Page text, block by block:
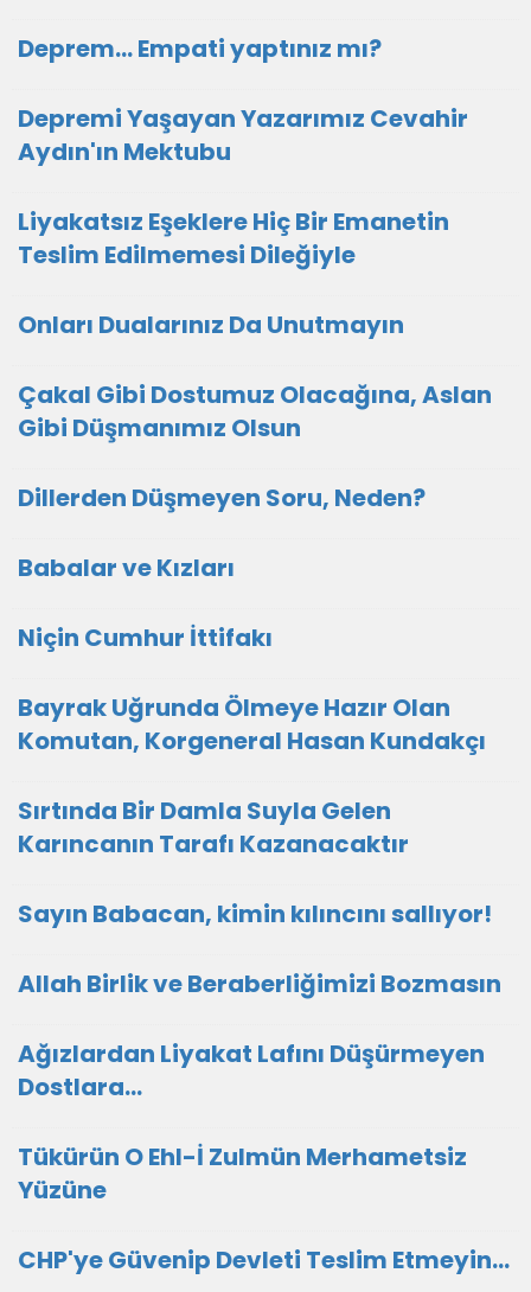
Deprem... Empati yaptınız mı?
Depremi Yaşayan Yazarımız Cevahir
Aydın'ın Mektubu
Liyakatsız Eşeklere Hiç Bir Emanetin
Teslim Edilmemesi Dileğiyle
Onları Dualarınız Da Unutmayın
Çakal Gibi Dostumuz Olacağına, Aslan
Gibi Düşmanımız Olsun
Dillerden Düşmeyen Soru, Neden?
Babalar ve Kızları
Niçin Cumhur İttifakı
Bayrak Uğrunda Ölmeye Hazır Olan
Komutan, Korgeneral Hasan Kundakçı
Sırtında Bir Damla Suyla Gelen
Karıncanın Tarafı Kazanacaktır
Sayın Babacan, kimin kılıncını sallıyor!
Allah Birlik ve Beraberliğimizi Bozmasın
Ağızlardan Liyakat Lafını Düşürmeyen
Dostlara...
Tükürün O Ehl-İ Zulmün Merhametsiz
Yüzüne
CHP'ye Güvenip Devleti Teslim Etmeyin…